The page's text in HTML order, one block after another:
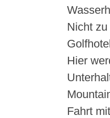
Nicht
Hier
Fahrt